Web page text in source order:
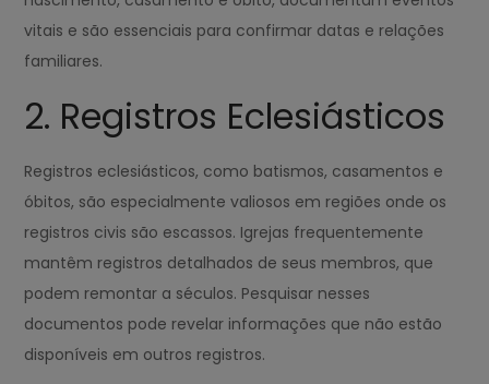
vitais e são essenciais para confirmar datas e relações
familiares.
2. Registros Eclesiásticos
Registros eclesiásticos, como batismos, casamentos e
óbitos, são especialmente valiosos em regiões onde os
registros civis são escassos. Igrejas frequentemente
mantêm registros detalhados de seus membros, que
podem remontar a séculos. Pesquisar nesses
documentos pode revelar informações que não estão
disponíveis em outros registros.